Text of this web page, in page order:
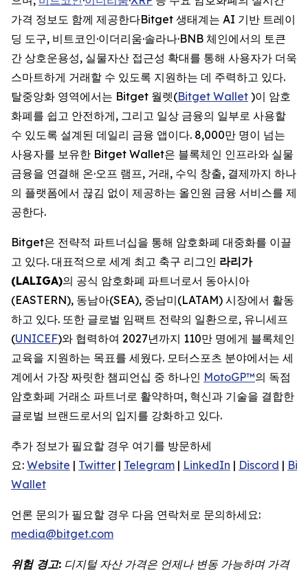
가격 정보도 함께 제공한다Bitget 생태계는 AI 기반 트레이
딩 도구, 비트코인·이더리움·솔라나·BNB 체인에서의 토큰
간 상호운용성, 실물자산 접근성 확대를 통해 사용자가 더욱
스마트하게 거래할 수 있도록 지원하는 데 주력하고 있다.
탈중앙화 영역에서는 Bitget 월렛(Bitget Wallet )이 암호
화폐를 쉽고 안전하게, 그리고 일상 금융의 일부로 사용할
수 있도록 설계된 데일리 금융 앱이다. 8,000만 명이 넘는
사용자를 보유한 Bitget Wallet은 블록체인 인프라와 실물
금융을 연결해 온·오프 램프, 거래, 수익 창출, 결제까지 하나
의 플랫폼에서 끊김 없이 제공하는 올인원 금융 서비스를 제
공한다.
Bitget은 전략적 파트너십을 통해 암호화폐 대중화를 이끌
고 있다. 대표적으로 세계 최고 축구 리그인 라리가
(LALIGA)의 공식 암호화폐 파트너로서 동아시아
(EASTERN), 동남아(SEA), 중남미(LATAM) 시장에서 활동
하고 있다. 또한 글로벌 임팩트 전략의 일환으로, 유니세프
(UNICEF)와 협력하여 2027년까지 110만 명에게 블록체인
교육을 지원하는 목표를 세웠다. 모터스포츠 분야에서는 세
계에서 가장 짜릿한 챔피언십 중 하나인 MotoGP™의 독점
암호화폐 거래소 파트너로 활약하며, 혁신과 기술을 결합한
글로벌 브랜드로서의 입지를 강화하고 있다.
추가 정보가 필요할 경우 여기를 방문하세
요: Website | Twitter | Telegram | LinkedIn | Discord |
Wallet
언론 문의가 필요할 경우 다음 연락처로 문의하세요:
media@bitget.com
위험 경고: 디지털 자산 가격은 언제나 변동 가능하며 가격